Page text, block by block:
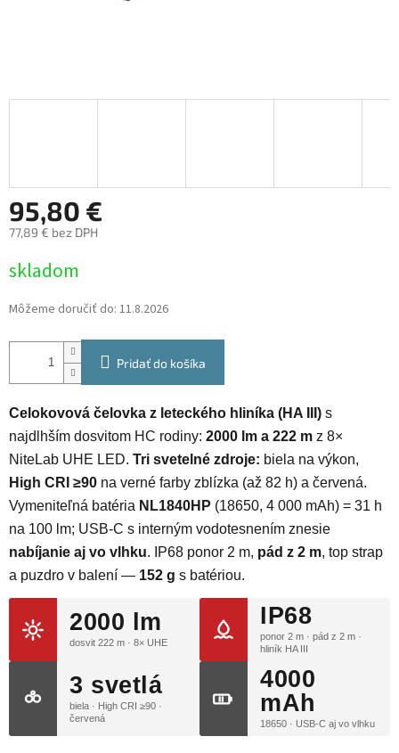
95,80 €
77,89 € bez DPH
cena:
skladom
Môžeme doručiť do: 11.8.2026
Pridať do košíka
Celokovová čelovka z leteckého hliníka (HA III) s
najdlhším dosvitom HC rodiny: 2000 lm a 222 m z 8×
NiteLab UHE LED. Tri svetelné zdroje: biela na výkon,
High CRI ≥90 na verné farby zblízka (až 82 h) a červená.
Vymeniteľná batéria NL1840HP (18650, 4 000 mAh) = 31 h
na 100 lm; USB-C s interným vodotesnením znesie
nabíjanie aj vo vlhku. IP68 ponor 2 m, pád z 2 m, top strap
a puzdro v balení — 152 g s batériou.
2000 lm
dosvit 222 m · 8× UHE
IP68
ponor 2 m · pád z 2 m ·
hliník HA III
3 svetlá
biela · High CRI ≥90 ·
červená
4000
mAh
18650 · USB-C aj vo vlhku